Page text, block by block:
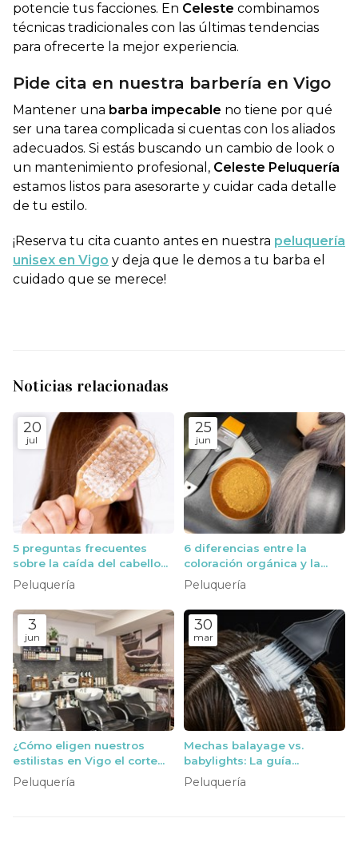
potencie tus facciones. En Celeste combinamos
técnicas tradicionales con las últimas tendencias
para ofrecerte la mejor experiencia.
Pide cita en nuestra barbería en Vigo
Mantener una barba impecable no tiene por qué
ser una tarea complicada si cuentas con los aliados
adecuados. Si estás buscando un cambio de look o
un mantenimiento profesional, Celeste Peluquería
estamos listos para asesorarte y cuidar cada detalle
de tu estilo.
¡Reserva tu cita cuanto antes en nuestra peluquería
unisex en Vigo y deja que le demos a tu barba el
cuidado que se merece!
Noticias relacionadas
20
jul
5 preguntas frecuentes
sobre la caída del cabello
que responden nuestros
peluqueros en Vigo
Peluquería
25
jun
6 diferencias entre la
coloración orgánica y la
convencional que deberías
conocer
Peluquería
3
jun
¿Cómo eligen nuestros
estilistas en Vigo el corte
perfecto para tu rostro?
Peluquería
30
mar
Mechas balayage vs.
babylights: La guía
definitiva para elegir tu
Peluquería